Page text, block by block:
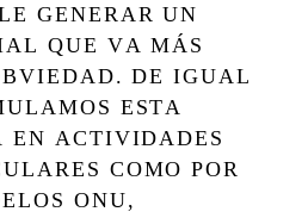
GENERAR UN
QUE VA MÁS
DE IGUAL
ESTA
EN ACTIVIDADES
COMO POR
ONU,